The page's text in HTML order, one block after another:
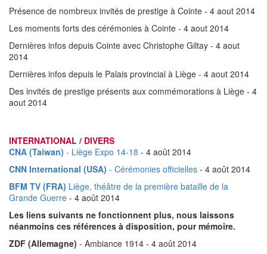
Présence de nombreux invités de prestige à Cointe - 4 aout 2014
Les moments forts des cérémonies à Cointe - 4 aout 2014
Dernières infos depuis Cointe avec Christophe Giltay - 4 aout
2014
Dernières infos depuis le Palais provincial à Liège - 4 aout 2014
Des invités de prestige présents aux commémorations à Liège - 4
aout 2014
INTERNATIONAL / DIVERS
CNA (Taiwan) - Liège Expo 14-18 - 4 août 2014
CNN International (USA) - Cérémonies officielles - 4 août 2014
BFM TV (FRA) Liège, théâtre de la première bataille de la
Grande Guerre - 4 août 2014
Les liens suivants ne fonctionnent plus, nous laissons
néanmoins ces références à disposition, pour mémoire.
ZDF (Allemagne) - Ambiance 1914 - 4 août 2014